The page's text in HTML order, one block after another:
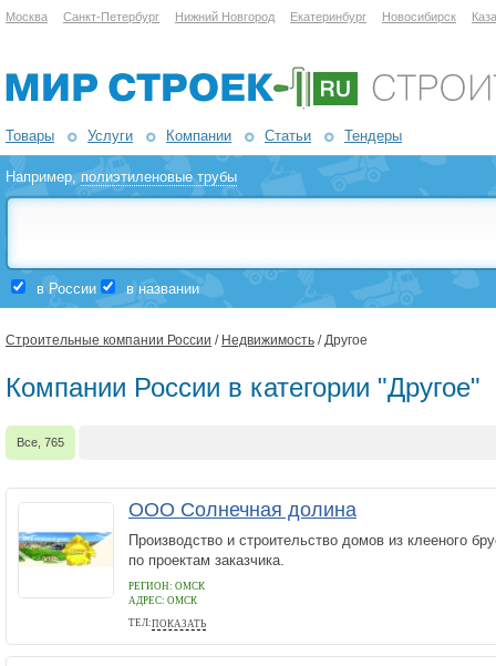
Москва Санкт-Петербург Нижний Новгород Екатеринбург Новосибирск
Товары Услуги Компании Статьи Тендеры
Например,полиэтиленовые трубы
в России в названии
Строительные компании России / Недвижимость / Другое
Компании России в категории "Другое"
Все, 765
ООО Солнечная долина
Производство и строительство домов из клееного
по проектам заказчика.
РЕГИОН: ОМСК
АДРЕС: ОМСК
ТЕЛ:ПОКАЗАТЬ
83812506353